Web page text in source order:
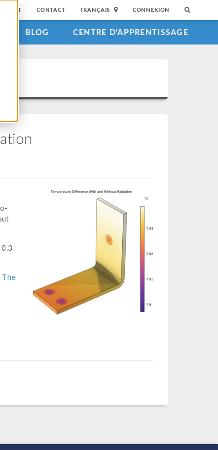
CONTACT FRANÇAIS CONNEXION
BLOG CENTRE D'APPRENTISSAGE
The